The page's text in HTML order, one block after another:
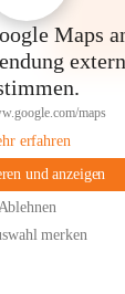
Maps
maps
erfahren
und anzeigen
merken